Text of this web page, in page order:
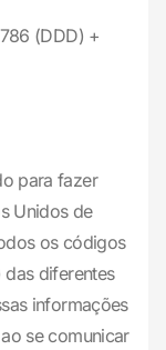
(DDD) +
para fazer
Unidos de
os códigos
das diferentes
informações
se comunicar